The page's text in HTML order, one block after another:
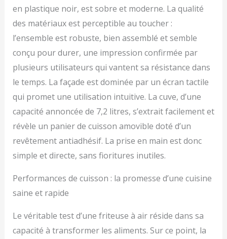
les frites fraîches, la
viande, le poisson, les
cuisses de poulet, les
grillés, ou le maintien au
chaud. 16 FAÇONS DE
CUISINER - Des
possibilités infinies !
Faites cuire, griller, rôtir,
toaster, déshydrater,
maintenir au chaud, et
plus encore ! RECETTES
PERSONNALISEES -
de recettes savoureuses
et envoyez-les
l'application HomeID.
Créées par des experts
pour une cuisine facile et
en plastique noir, est sobre et moderne. La qualité
des matériaux est perceptible au toucher :
l’ensemble est robuste, bien assemblé et semble
conçu pour durer, une impression confirmée par
plusieurs utilisateurs qui vantent sa résistance dans
le temps. La façade est dominée par un écran tactile
qui promet une utilisation intuitive. La cuve, d’une
capacité annoncée de 7,2 litres, s’extrait facilement et
révèle un panier de cuisson amovible doté d’un
revêtement antiadhésif. La prise en main est donc
simple et directe, sans fioritures inutiles.
Performances de cuisson : la promesse d’une cuisine
saine et rapide
Le véritable test d’une friteuse à air réside dans sa
capacité à transformer les aliments. Sur ce point, la